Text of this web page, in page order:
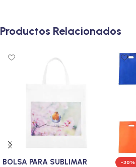
Productos Relacionados
BOLSA PARA SUBLIMAR
-30%